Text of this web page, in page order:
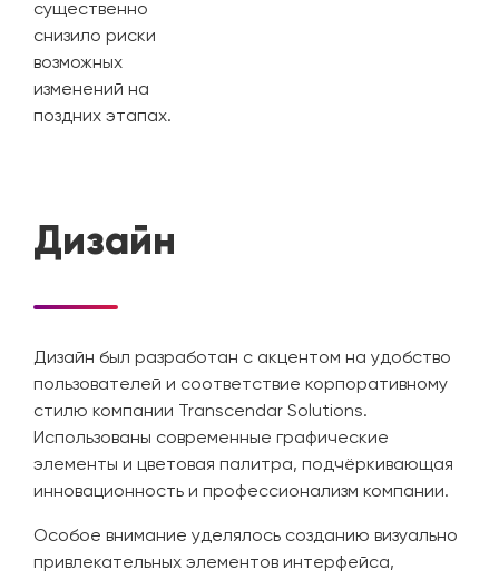
существенно
снизило риски
возможных
изменений на
поздних этапах.
Дизайн
Дизайн был разработан с акцентом на удобство
пользователей и соответствие корпоративному
стилю компании Transcendar Solutions.
Использованы современные графические
элементы и цветовая палитра, подчёркивающая
инновационность и профессионализм компании.
Особое внимание уделялось созданию визуально
привлекательных элементов интерфейса,